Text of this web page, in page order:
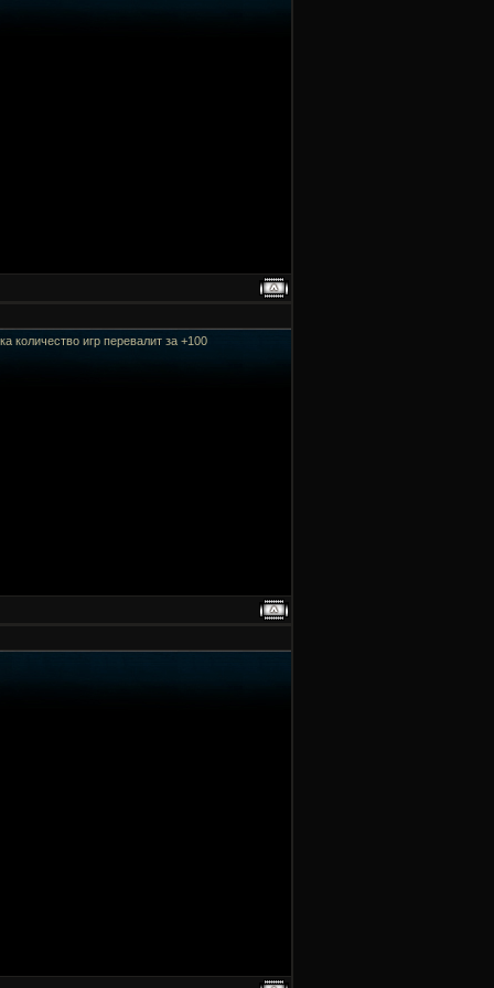
количество игр перевалит за +100